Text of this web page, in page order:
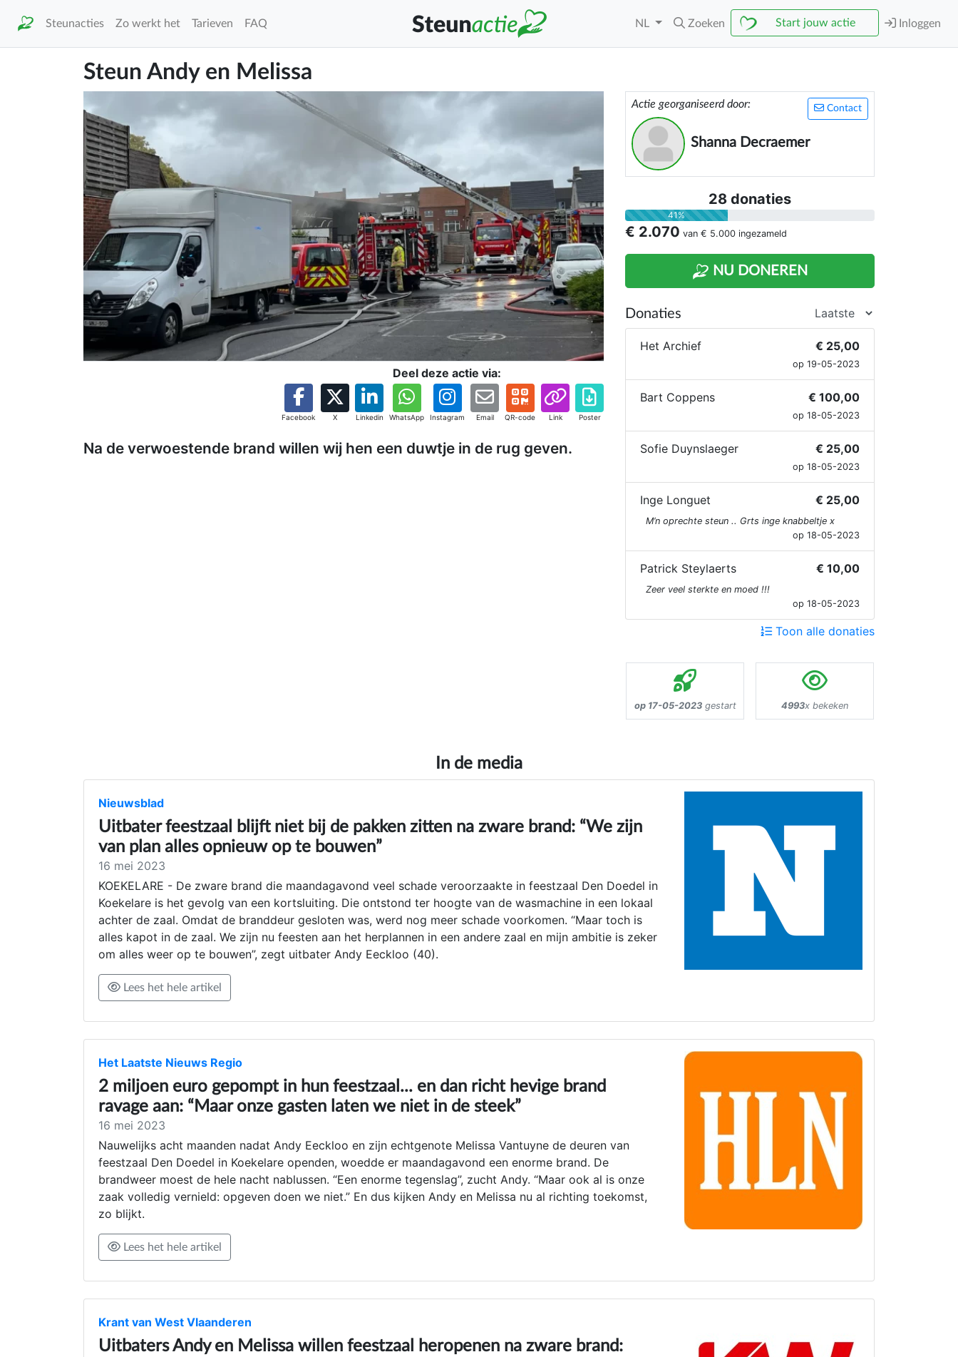
Steunacties Zo werkt het Tarieven FAQ NL Zoeken Start jouw actie Inloggen
Steun Andy en Melissa
Deel deze actie via:
Facebook X Linkedin WhatsApp Instagram Email QR-code Link Poster
Na de verwoestende brand willen wij hen een duwtje in de rug geven.
Contact
Actie georganiseerd door:
Shanna Decraemer
28 donaties
41%
€ 2.070 van € 5.000 ingezameld
NU DONEREN
Donaties
Het Archief € 25,00
op 19-05-2023
Bart Coppens € 100,00
op 18-05-2023
Sofie Duynslaeger € 25,00
op 18-05-2023
Inge Longuet € 25,00
M’n oprechte steun .. Grts inge knabbeltje x
op 18-05-2023
Patrick Steylaerts € 10,00
Zeer veel sterkte en moed !!!
op 18-05-2023
Toon alle donaties
op 17-05-2023gestart 4993x bekeken
In de media
Nieuwsblad
Uitbater feestzaal blijft niet bij de pakken zitten na zware brand: “We zijn
van plan alles opnieuw op te bouwen”
16 mei 2023
KOEKELARE - De zware brand die maandagavond veel schade veroorzaakte in feestzaal Den Doedel in
Koekelare is het gevolg van een kortsluiting. Die ontstond ter hoogte van de wasmachine in een lokaal
achter de zaal. Omdat de branddeur gesloten was, werd nog meer schade voorkomen. “Maar toch is
alles kapot in de zaal. We zijn nu feesten aan het herplannen in een andere zaal en mijn ambitie is zeker
om alles weer op te bouwen”, zegt uitbater Andy Eeckloo (40).
Lees het hele artikel
Het Laatste Nieuws Regio
2 miljoen euro gepompt in hun feestzaal... en dan richt hevige brand
ravage aan: “Maar onze gasten laten we niet in de steek”
16 mei 2023
Nauwelijks acht maanden nadat Andy Eeckloo en zijn echtgenote Melissa Vantuyne de deuren van
feestzaal Den Doedel in Koekelare openden, woedde er maandagavond een enorme brand. De
brandweer moest de hele nacht nablussen. “Een enorme tegenslag”, zucht Andy. “Maar ook al is onze
zaak volledig vernield: opgeven doen we niet.” En dus kijken Andy en Melissa nu al richting toekomst,
zo blijkt.
Lees het hele artikel
Krant van West Vlaanderen
Uitbaters Andy en Melissa willen feestzaal heropenen na zware brand: